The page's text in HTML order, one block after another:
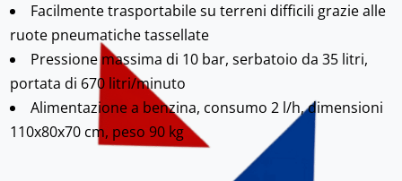
Facilmente trasportabile su terreni difficili grazie alle
ruote pneumatiche tassellate
Pressione massima di 10 bar, serbatoio da 35 litri,
portata di 670 litri/minuto
Alimentazione a benzina, consumo 2 l/h, dimensioni
110x80x70 cm, peso 90 kg